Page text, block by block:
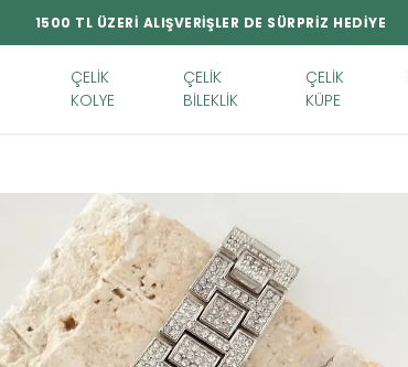
1500 TL ÜZERİ ALIŞVERİŞLER DE SÜRPRİZ HEDİYE
ÇELİK
KOLYE
ÇELİK
BİLEKLİK
ÇELİK
KÜPE